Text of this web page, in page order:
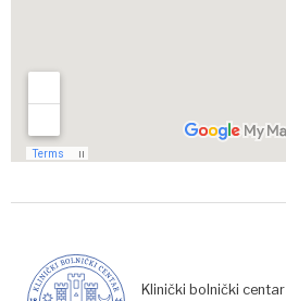
Klinički bolnički centar